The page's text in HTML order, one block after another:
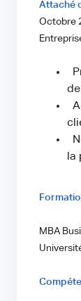
Attaché
Octobre
la
MBA